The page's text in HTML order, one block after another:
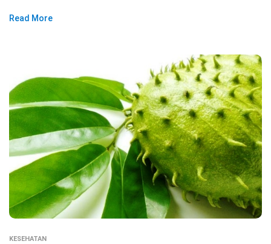
Read More
KESEHATAN